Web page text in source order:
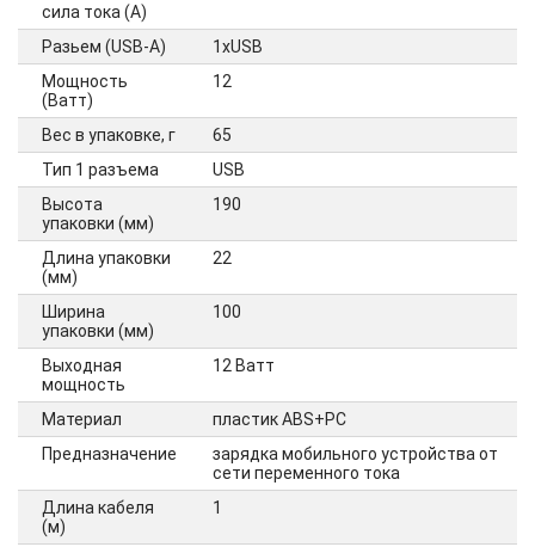
сила тока (А)
Разьем (USB-A)
1xUSB
Мощность
(Ватт)
12
Вес в упаковке, г
65
Тип 1 разъема
USB
Высота
упаковки (мм)
190
Длина упаковки
(мм)
22
Ширина
упаковки (мм)
100
Выходная
мощность
12 Ватт
Материал
пластик ABS+PC
Предназначение
зарядка мобильного устройства от
сети переменного тока
Длина кабеля
(м)
1